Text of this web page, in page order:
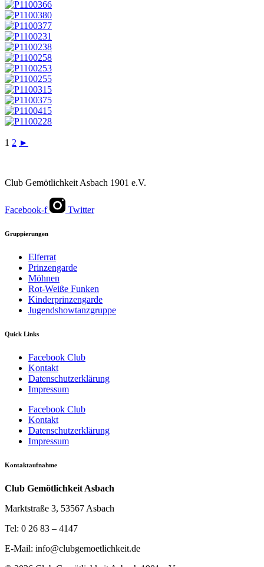
1 2 ►
Club Gemötlichkeit Asbach 1901 e.V.
Facebook-f Twitter
Gruppierungen
Elferrat
Prinzengarde
Möhnen
Rot-Weiße Funken
Kinderprinzengarde
Jugendshowtanzgruppe
Quick Links
Facebook Club
Kontakt
Datenschutzerklärung
Impressum
Facebook Club
Kontakt
Datenschutzerklärung
Impressum
Kontaktaufnahme
Club Gemötlichkeit Asbach
Marktstraße 3, 53567 Asbach
Tel: 0 26 83 – 4147
E-Mail: info@clubgemoetlichkeit.de